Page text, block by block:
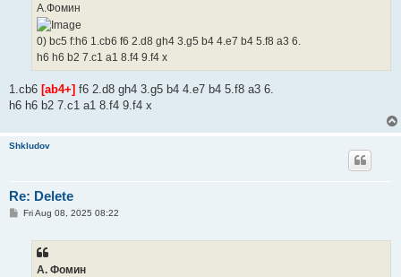
A.Фомин
0) bc5 f:h6 1.cb6 f6 2.d8 gh4 3.g5 b4 4.e7 b4 5.f8 a3 6.
h6 h6 b2 7.c1 a1 8.f4 9.f4 x
1.cb6 [аb4+] f6 2.d8 gh4 3.g5 b4 4.e7 b4 5.f8 a3 6.
h6 h6 b2 7.c1 a1 8.f4 9.f4 x
Shkludov
Re: Delete
PFri Aug 08, 2025 08:22
А. Фомин